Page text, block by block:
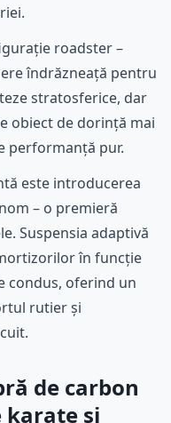
roadster –
îndrăzneață pentru
stratosferice, dar
obiect de dorință mai
performanță pur.
este introducerea
– o premieră
Suspensia adaptivă
în funcție
condus, oferind un
rutier și
de carbon
karate și